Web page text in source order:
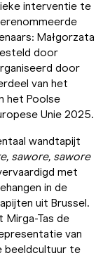
interventie te
Małgorzata
door
door
van het
het Poolse
Unie 2025.
wandtapijt
sawore, sawore
met
in de
uit Brussel.
Tas de
van
beeldcultuur te